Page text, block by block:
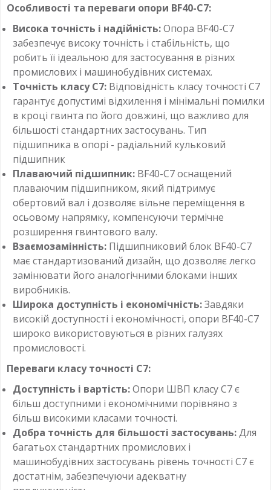
Особливості та переваги опори BF40-C7:
Висока точність і надійність:Опора BF40-C7
забезпечує високу точність і стабільність, що
робить її ідеальною для застосування в різних
промислових і машинобудівних системах.
Точність класу С7: Відповідність класу точності С7
гарантує допустимі відхилення і мінімальні помилки
в кроці гвинта по його довжині, що важливо для
більшості стандартних застосувань. Тип
підшипника в опорі - радіальний кульковий
підшипник
Плаваючий підшипник: BF40-C7 оснащений
плаваючим підшипником, який підтримує
обертовий вал і дозволяє вільне переміщення в
осьовому напрямку, компенсуючи термічне
розширення гвинтового валу.
Взаємозамінність: Підшипниковий блок BF40-C7
має стандартизований дизайн, що дозволяє легко
замінювати його аналогічними блоками інших
виробників.
Широка доступність і економічність:Завдяки
високій доступності і економічності, опори BF40-C7
широко використовуються в різних галузях
промисловості.
Переваги класу точності С7:
Доступність і вартість:Опори ШВП класу С7 є
більш доступними і економічними порівняно з
більш високими класами точності.
Добра точність для більшості застосувань:Для
багатьох стандартних промислових і
машинобудівних застосувань рівень точності С7 є
достатнім, забезпечуючи адекватну